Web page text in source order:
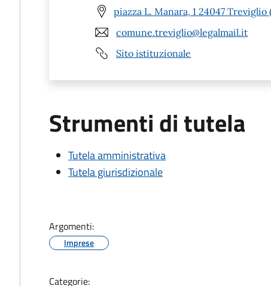
piazza L. Manara, 1 24047 Treviglio
comune.treviglio@legalmail.it
Sito istituzionale
Strumenti di tutela
Tutela amministrativa
Tutela giurisdizionale
Argomenti:
Imprese
Categorie: